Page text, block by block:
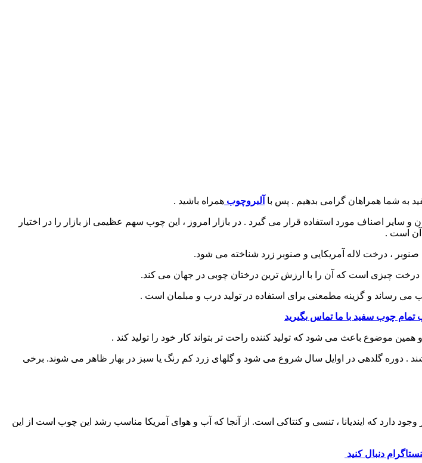
به شما همراهان گرامی بدهیم . پس با آلبروچوب همراه باشید .
اصناف مورد استفاده قرار می گیرد . در بازار امروز ، این چوب سهم عظیمی از بازار را در اختیار
آن است .
رساند و گزینه مطمعنی برای استفاده در تولید درب و مبلمان است .
چوب سفید با ما تماس بگیرید
موضوع باعث می شود که تولید کننده راحت تر بتواند کار خود را تولید کند .
. دوره گلدهی در اوایل سال شروع می شود و گلهای زرد کم رنگ یا سبز در بهار ظاهر می شوند. برخی
دارد که ایندیانا ، تنسی و کنتاکی است. از آنجا که آب و هوای آمریکا مناسب رشد این چوب است از این
دنبال کنید